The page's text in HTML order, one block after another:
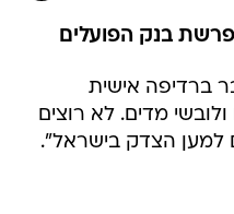
בנק הפועלים
ברדיפה אישית
מדים. לא רוצים
למען הצדק בישראל".